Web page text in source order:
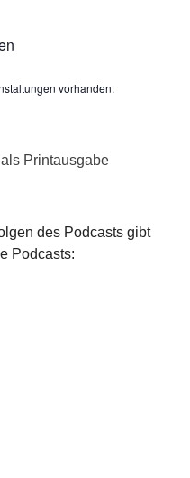
vorhanden.
Printausgabe
des Podcasts gibt
Podcasts: